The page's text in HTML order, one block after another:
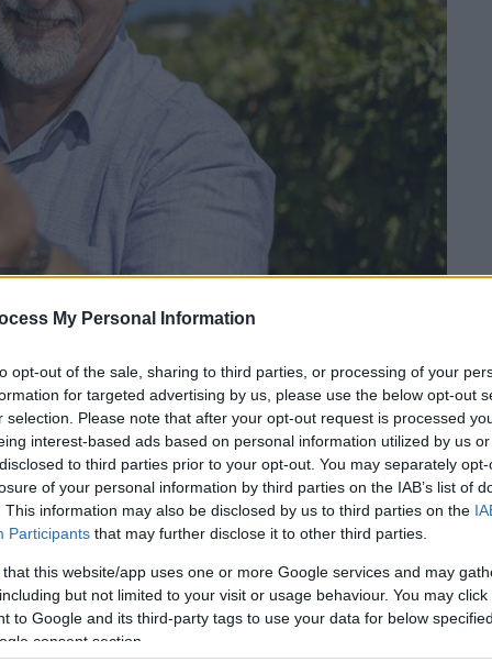
My Personal Information
opt-out of the sale, sharing to third parties, or processing of your
for targeted advertising by us, please use the below opt-out
selection. Please note that after your opt-out request is processed
interest-based ads based on personal information utilized by us
to third parties prior to your opt-out. You may separately
of your personal information by third parties on the IAB’s list of
This information may also be disclosed by us to third parties on the
Participants that may further disclose it to other third parties.
that this website/app uses one or more Google services and may
but not limited to your visit or usage behaviour. You may
to Google and its third-party tags to use your data for below
consent section.
η ένωσηΟινοποιοί Βορείου Ελλάδος
εννεαμελές Διοικητικό Συμβούλιο
του 2026 έως τον Ιούνιο του 2028.
Μπεκρής(Akrathos),
Ελένη Σίντου(Zoinos Winery), η οποία
συμβούλου, ενώ αντιπρόεδρος
(Κτήμα Γεροβασιλείου). Η αλλαγή
κατά την οποία ο ελληνικός
με σημαντικές προκλήσεις, από